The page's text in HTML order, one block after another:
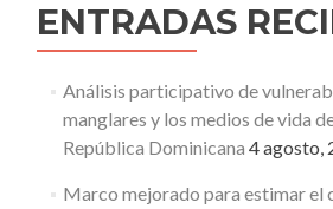
ENTRADAS
Análisis participativo de
manglares y los medios de vida
República Dominicana 4 agosto,
Marco mejorado para estimar el